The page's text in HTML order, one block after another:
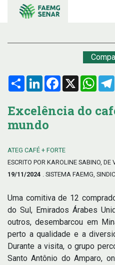
Compartilhar
LinkedInFacebook
X
Excelência do
mundo
ATEG CAFÉ + FORTE
ESCRITO POR KAROLINE SABINO, DE
19/11/2024 . SISTEMA FAEMG,
Uma comitiva de 12
do Sul, Emirados Árabes
outros, desembarcou em
perto a qualidade e a
Durante a visita, o grupo
Santo Antônio do Amparo,